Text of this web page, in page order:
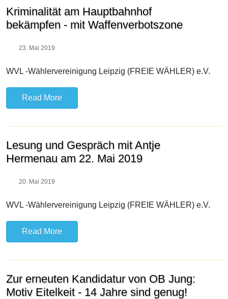
Kriminalität am Hauptbahnhof
bekämpfen - mit Waffenverbotszone
23. Mai 2019
WVL -Wählervereinigung Leipzig (FREIE WÄHLER) e.V.
Read More
Lesung und Gespräch mit Antje
Hermenau am 22. Mai 2019
20. Mai 2019
WVL -Wählervereinigung Leipzig (FREIE WÄHLER) e.V.
Read More
Zur erneuten Kandidatur von OB Jung:
Motiv Eitelkeit - 14 Jahre sind genug!